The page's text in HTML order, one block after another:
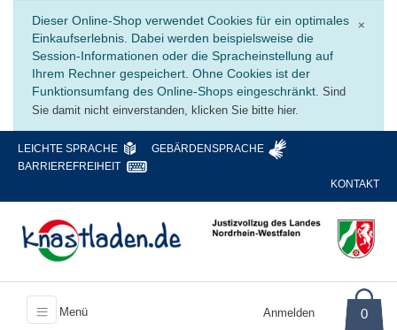
×
Dieser Online-Shop verwendet Cookies für ein optimales
Einkaufserlebnis. Dabei werden beispielsweise die
Session-Informationen oder die Spracheinstellung auf
Ihrem Rechner gespeichert. Ohne Cookies ist der
Funktionsumfang des Online-Shops eingeschränkt. Sind
Sie damit nicht einverstanden, klicken Sie bitte hier.
LEICHTE SPRACHE
GEBÄRDENSPRACHE
BARRIEREFREIHEIT
KONTAKT
Menü Anmelden 0